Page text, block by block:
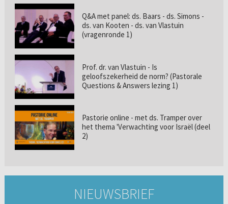
Q&A met panel: ds. Baars - ds. Simons -
ds. van Kooten - ds. van Vlastuin
(vragenronde 1)
Prof. dr. van Vlastuin - Is
geloofszekerheid de norm? (Pastorale
Questions & Answers lezing 1)
Pastorie online - met ds. Tramper over
het thema 'Verwachting voor Israël (deel
2)
NIEUWSBRIEF